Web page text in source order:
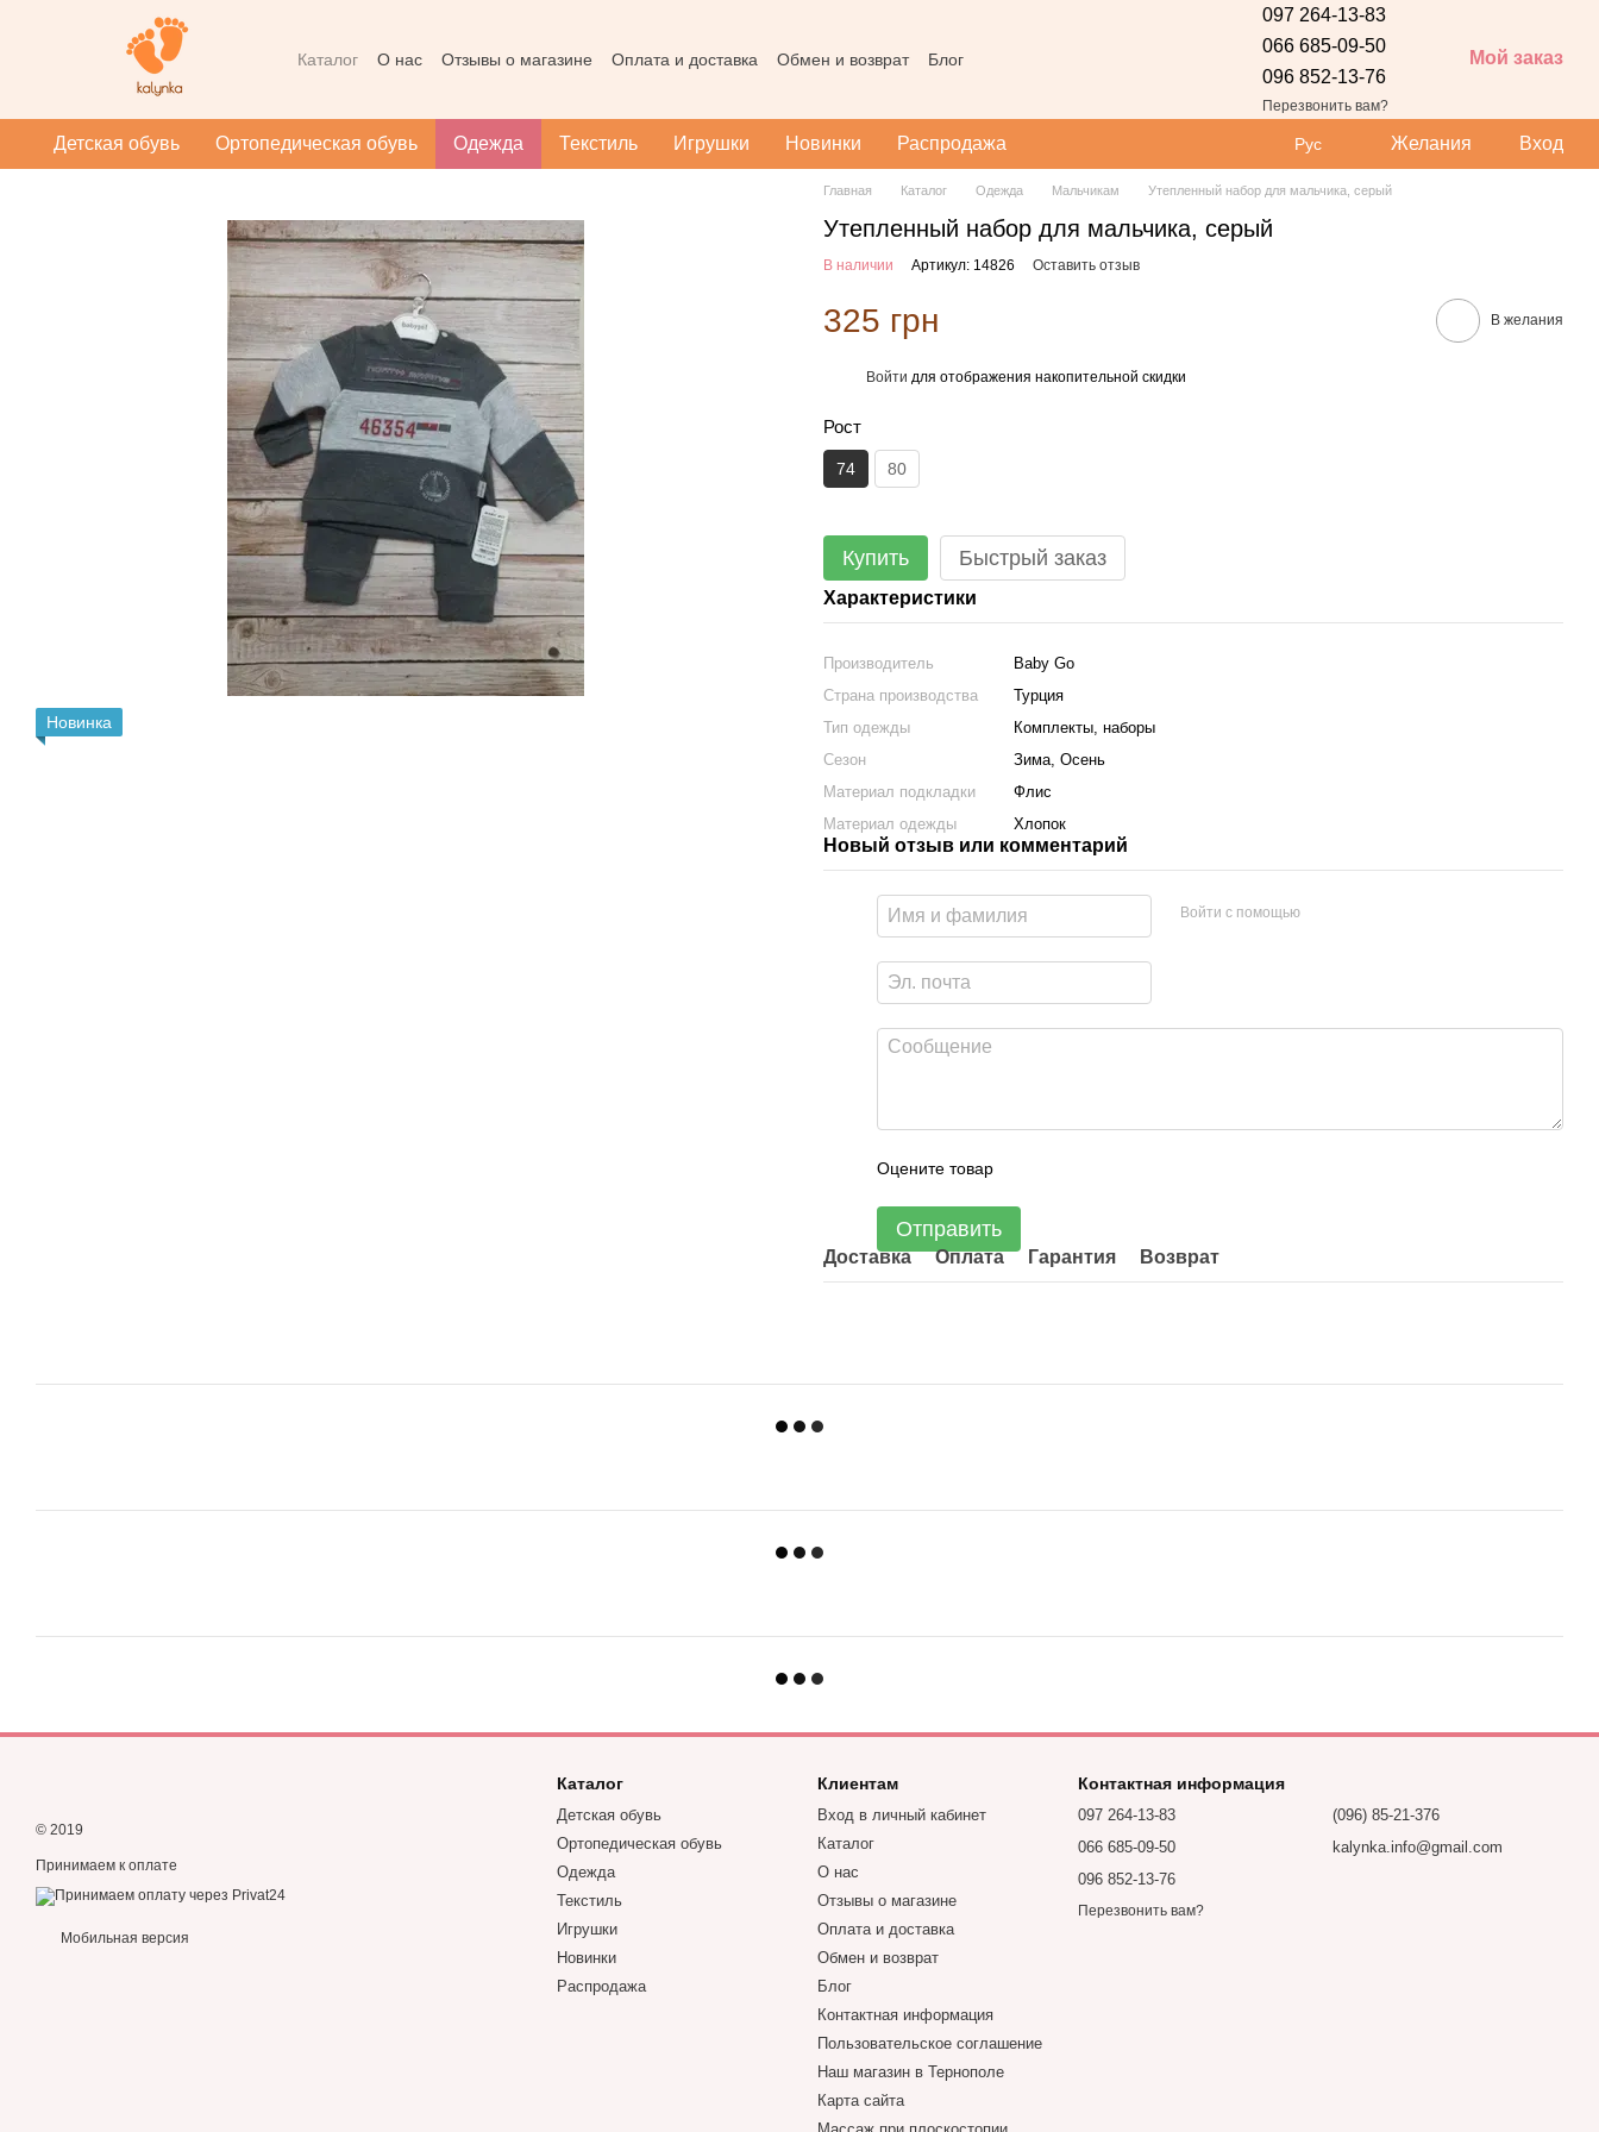
Перейти к основному контенту
Каталог О нас Отзывы о магазине Оплата и доставка Обмен и возврат
Блог
097 264-13-83
066 685-09-50
096 852-13-76
Перезвонить вам?
Мой заказ
Детская обувь Ортопедическая обувь Одежда Текстиль Игрушки Новинки Распродажа Рус Желания Вход
Новинка
Главная Каталог Одежда Мальчикам Утепленный набор для мальчика, серый
Утепленный набор для мальчика, серый
В наличии Артикул: 14826 Оставить отзыв
325 грн В желания
Войти для отображения накопительной скидки
Рост
74 80
Купить Быстрый заказ
Характеристики
Производитель
Baby Go
Страна производства
Турция
Тип одежды
Комплекты, наборы
Сезон
Зима, Осень
Материал подкладки
Флис
Материал одежды
Хлопок
Новый отзыв или комментарий
Войти с помощью
Оцените товар
Отправить
Доставка Оплата Гарантия Возврат
© 2019
Принимаем к оплате
Мобильная версия
Каталог
Детская обувь
Ортопедическая обувь
Одежда
Текстиль
Игрушки
Новинки
Распродажа
Клиентам
Вход в личный кабинет
Каталог
О нас
Отзывы о магазине
Оплата и доставка
Обмен и возврат
Блог
Контактная информация
Пользовательское соглашение
Наш магазин в Тернополе
Карта сайта
Контактная информация
097 264-13-83
066 685-09-50
096 852-13-76
Перезвонить вам?
(096) 85-21-376
kalynka.info@gmail.com